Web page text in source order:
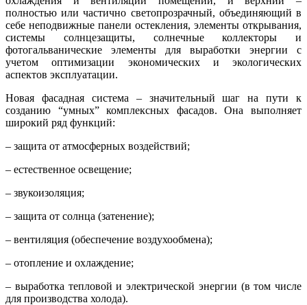
полностью или частично светопрозрачный, объединяющий в
себе неподвижные панели остекления, элементы открывания,
системы солнцезащиты, солнечные коллекторы и
фотогальванические элементы для выработки энергии с
учетом оптимизации экономических и экологических
аспектов эксплуатации.
Новая фасадная система – значительный шаг на пути к
созданию “умных” комплексных фасадов. Она выполняет
широкий ряд функций:
– защита от атмосферных воздействий;
– естественное освещение;
– звукоизоляция;
– защита от солнца (затенение);
– вентиляция (обеспечение воздухообмена);
– отопление и охлаждение;
– выработка тепловой и электрической энергии (в том числе
для производства холода).